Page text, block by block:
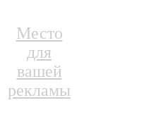
Место
для
вашей
рекламы